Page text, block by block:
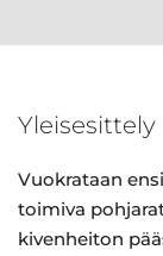
Yleisesittely
Vuokrataan
toimiva
kivenheiton